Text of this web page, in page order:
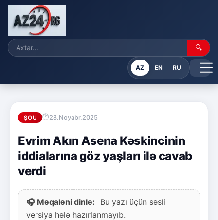
🔍
AZ EN RU
ŞOU 28.Noyabr.2025
Evrim Akın Asena Kəskincinin
iddialarına göz yaşları ilə cavab
verdi
🎧 Məqaləni dinlə:
Bu yazı üçün səsli
versiya hələ hazırlanmayıb.